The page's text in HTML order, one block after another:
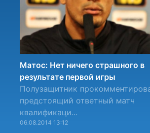
Матос: Нет ничего страшного в
результате первой игры
Полузащитник
предстоящий ответный матч
квалификаци...
06.08.2014 13:12